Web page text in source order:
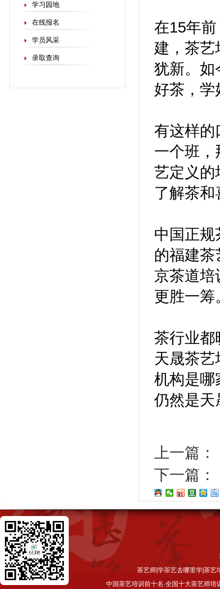
学习园地
在线报名
学员风采
录取查询
在15年
建，茶艺
犹新。如
好茶，学
有这样的
一个班，
艺定义的
了解茶和
中国正规
的福建
京茶道培
更胜一筹
茶行业都
天晟茶
机构是哪
仍然是天
上一篇：
下一篇：
茶艺师|学茶艺去哪里学|茶艺
中国茶艺培训前十名·全国十大茶艺师培